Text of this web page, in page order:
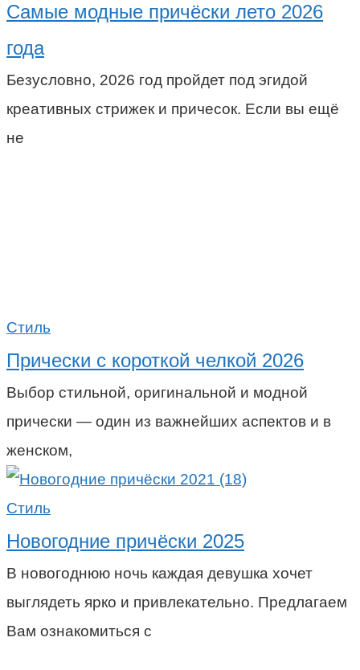
Самые модные причёски лето 2026
года
Безусловно, 2026 год пройдет под эгидой
креативных стрижек и причесок. Если вы ещё
не
Стиль
Прически с короткой челкой 2026
Выбор стильной, оригинальной и модной
прически — один из важнейших аспектов и в
женском,
Стиль
Новогодние причёски 2025
В новогоднюю ночь каждая девушка хочет
выглядеть ярко и привлекательно. Предлагаем
Вам ознакомиться с